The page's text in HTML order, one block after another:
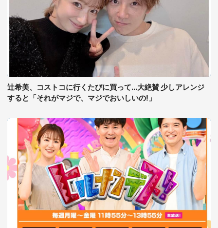
辻希美、コストコに行くたびに買って...大絶賛 少しアレンジ
すると「それがマジで、マジでおいしいの!」